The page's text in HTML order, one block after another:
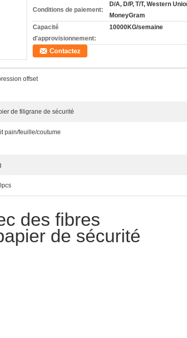
Conditions de paiement:
D/A, D/P, T/T, Western
MoneyGram
Capacité
d'approvisionnement:
10000KG/semaine
Contactez
offset
de filigrane de sécurité
pain/feuille/coutume
des fibres
de sécurité